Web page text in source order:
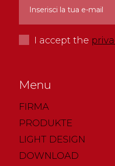
I accept the
Menu
FIRMA
PRODUKTE
LIGHT DESIGN
DOWNLOAD